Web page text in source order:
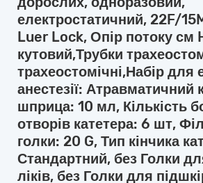
електростатичний, 22F/
Luer Lock, Опір потоку см
кутовий,Трубки
трахеостомічні,Набір для
анестезії: Атравматичний
шприца: 10 мл, Кількість
отворів катетера: 6 шт,
голки: 20 G, Тип кінчика
Стандартний, без Голки
ліків, без Голки для